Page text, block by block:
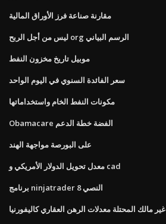
مقارنة صناعة فرز الأوراق المالية
ليس من أجل الربح org الرسم البياني
موبيل تاريخ مخزون النفط
سعر الفائدة السنوي في اليوم الواحد
مكونات النفط الخام واستخداماتها
Obamacare الفضة خطة الدعم
على البورصة مواجهة الهند
معدل تحويل الدولار الأمريكي و cad
برنامج ninjatrader 8 النصي
غير مالك المحتلة معدلات الرهن العقاري كاليفورنيا